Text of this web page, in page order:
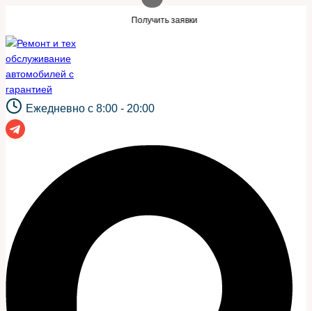
содержимому
Получить заявки
Ежедневно с 8:00 - 20:00